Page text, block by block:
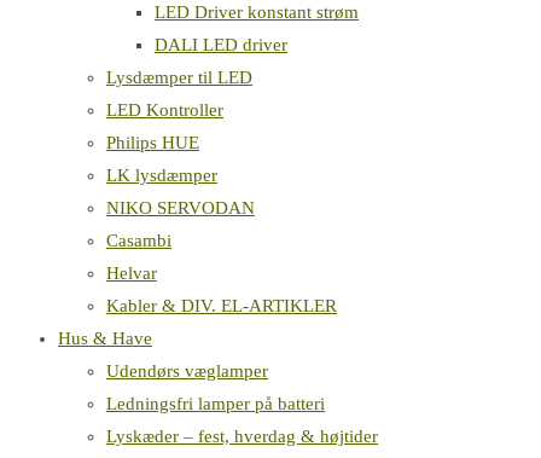
LED Driver konstant strøm
DALI LED driver
Lysdæmper til LED
LED Kontroller
Philips HUE
LK lysdæmper
NIKO SERVODAN
Casambi
Helvar
Kabler & DIV. EL-ARTIKLER
Hus & Have
Udendørs væglamper
Ledningsfri lamper på batteri
Lyskæder – fest, hverdag & højtider